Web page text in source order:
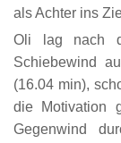
als Achter ins
Oli lag nach
Schiebewind
(16.04 min),
die Motivation
Gegenwind